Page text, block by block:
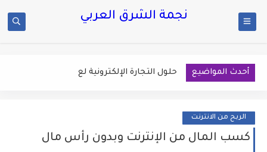
نجمة الشرق العربي
أحدث المواضيع معلوما
الربح من الانترنت
كسب المال من الإنترنت وبدون رأس مال